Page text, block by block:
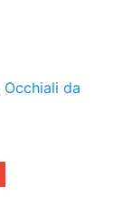
Occhiali da